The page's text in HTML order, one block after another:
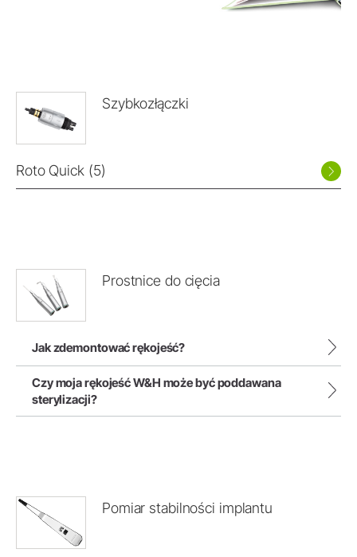
Szybkozłączki
Roto Quick (5)
Prostnice do cięcia
Jak zdemontować rękojeść?
Czy moja rękojeść W&H może być poddawana
sterylizacji?
Pomiar stabilności implantu